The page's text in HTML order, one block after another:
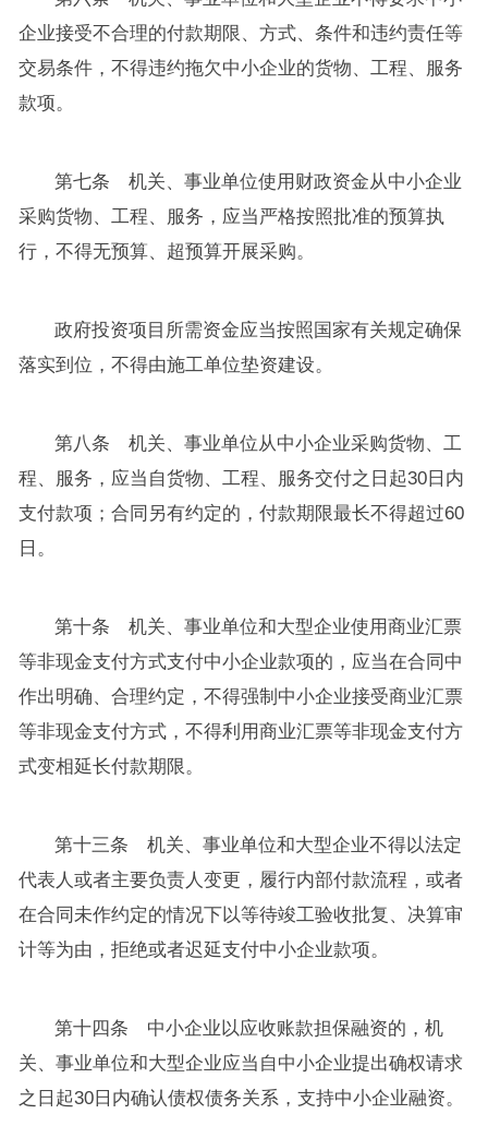
企业接受不合理的付款期限、方式、条件和违约责任等
交易条件，不得违约拖欠中小企业的货物、工程、服务
款项。
第七条 机关、事业单位使用财政资金从中小企业
采购货物、工程、服务，应当严格按照批准的预算执
行，不得无预算、超预算开展采购。
政府投资项目所需资金应当按照国家有关规定确保
落实到位，不得由施工单位垫资建设。
第八条 机关、事业单位从中小企业采购货物、工
程、服务，应当自货物、工程、服务交付之日起30日内
支付款项；合同另有约定的，付款期限最长不得超过60
日。
第十条 机关、事业单位和大型企业使用商业汇票
等非现金支付方式支付中小企业款项的，应当在合同中
作出明确、合理约定，不得强制中小企业接受商业汇票
等非现金支付方式，不得利用商业汇票等非现金支付方
式变相延长付款期限。
第十三条 机关、事业单位和大型企业不得以法定
代表人或者主要负责人变更，履行内部付款流程，或者
在合同未作约定的情况下以等待竣工验收批复、决算审
计等为由，拒绝或者迟延支付中小企业款项。
第十四条 中小企业以应收账款担保融资的，机
关、事业单位和大型企业应当自中小企业提出确权请求
之日起30日内确认债权债务关系，支持中小企业融资。